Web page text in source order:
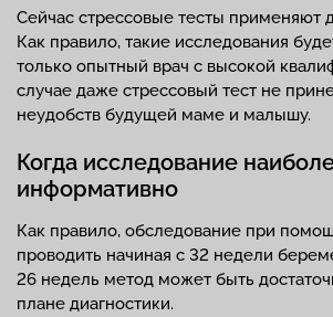
Сейчас стрессовые тесты применяют
Как правило, такие исследования
только опытный врач с высокой
случае даже стрессовый тест не
неудобств будущей маме и малышу.
Когда исследование
информативно
Как правило, обследование при
проводить начиная с 32 недели
26 недель метод может быть
плане диагностики.